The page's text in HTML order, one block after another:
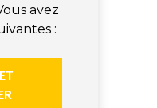
avez
: